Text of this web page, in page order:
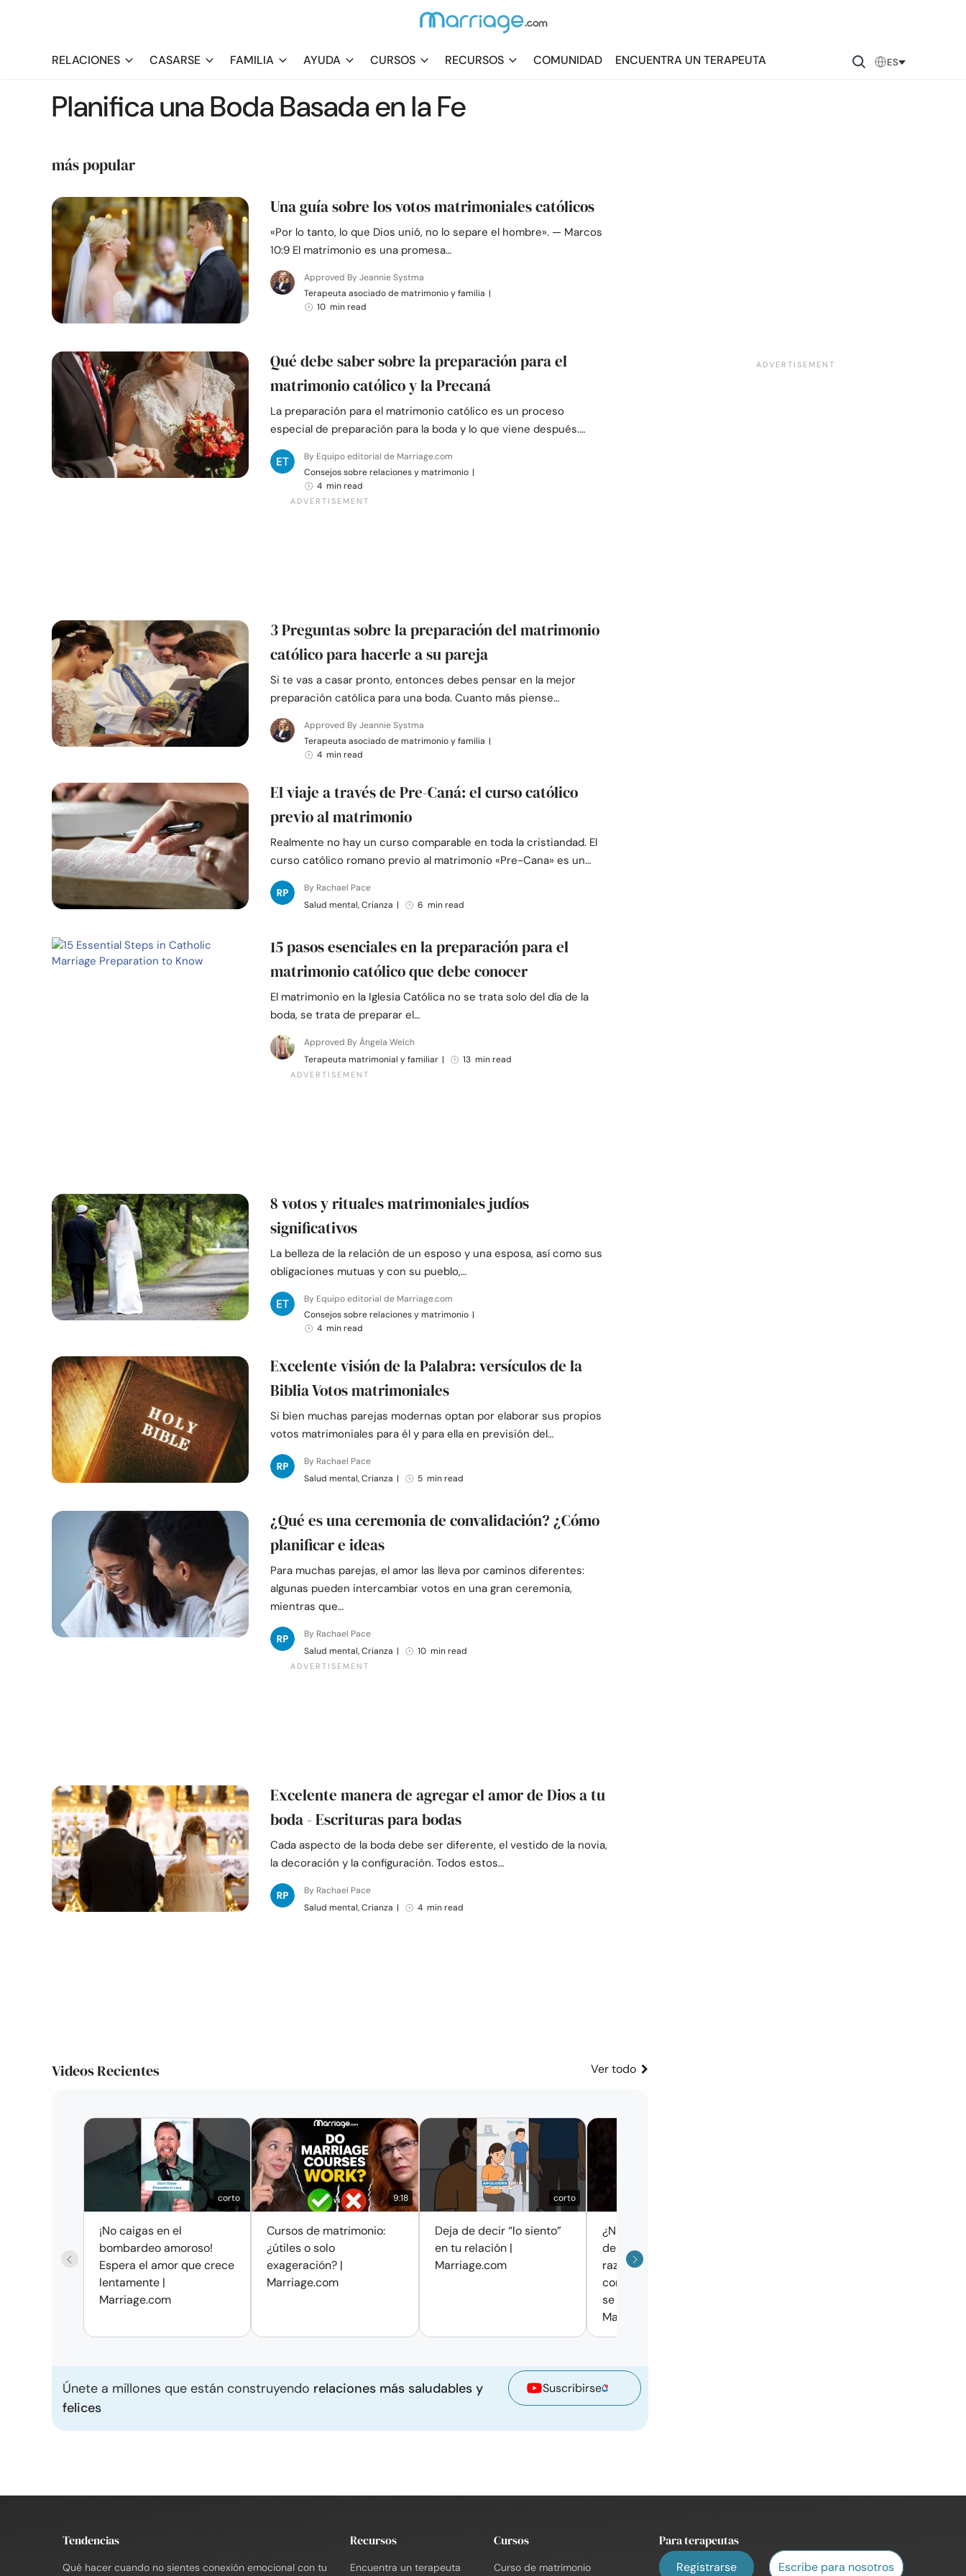
RELACIONES CASARSE FAMILIA AYUDA CURSOS RECURSOS COMUNIDAD ENCUENTRA UN TERAPEUTA ES
Planifica una Boda Basada en la Fe
más popular
Una guía sobre los votos matrimoniales católicos
«Por lo tanto, lo que Dios unió, no lo separe el hombre». — Marcos
10:9 El matrimonio es una promesa…
Approved By Jeannie Systma
Terapeuta asociado de matrimonio y familia |
10 min read
Qué debe saber sobre la preparación para el
matrimonio católico y la Precaná
La preparación para el matrimonio católico es un proceso
especial de preparación para la boda y lo que viene después.…
By Equipo editorial de Marriage.com
Consejos sobre relaciones y matrimonio |
4 min read
3 Preguntas sobre la preparación del matrimonio
católico para hacerle a su pareja
Si te vas a casar pronto, entonces debes pensar en la mejor
preparación católica para una boda. Cuanto más piense…
Approved By Jeannie Systma
Terapeuta asociado de matrimonio y familia |
4 min read
El viaje a través de Pre-Caná: el curso católico
previo al matrimonio
Realmente no hay un curso comparable en toda la cristiandad. El
curso católico romano previo al matrimonio «Pre-Cana» es un…
By Rachael Pace
Salud mental, Crianza | 6 min read
15 pasos esenciales en la preparación para el
matrimonio católico que debe conocer
El matrimonio en la Iglesia Católica no se trata solo del día de la
boda, se trata de preparar el…
Approved By Ángela Welch
Terapeuta matrimonial y familiar | 13 min read
8 votos y rituales matrimoniales judíos
significativos
La belleza de la relación de un esposo y una esposa, así como sus
obligaciones mutuas y con su pueblo,…
By Equipo editorial de Marriage.com
Consejos sobre relaciones y matrimonio |
4 min read
Excelente visión de la Palabra: versículos de la
Biblia Votos matrimoniales
Si bien muchas parejas modernas optan por elaborar sus propios
votos matrimoniales para él y para ella en previsión del…
By Rachael Pace
Salud mental, Crianza | 5 min read
¿Qué es una ceremonia de convalidación? ¿Cómo
planificar e ideas
Para muchas parejas, el amor las lleva por caminos diferentes:
algunas pueden intercambiar votos en una gran ceremonia,
mientras que…
By Rachael Pace
Salud mental, Crianza | 10 min read
Excelente manera de agregar el amor de Dios a tu
boda - Escrituras para bodas
Cada aspecto de la boda debe ser diferente, el vestido de la novia,
la decoración y la configuración. Todos estos…
By Rachael Pace
Salud mental, Crianza | 4 min read
Videos Recientes Ver todo
corto
¡No caigas en el
bombardeo amoroso!
Espera el amor que crece
lentamente |
Marriage.com
9:18
Cursos de matrimonio:
¿útiles o solo
exageración? |
Marriage.com
corto
Deja de decir “lo siento”
en tu relación |
Marriage.com
¿Nada cambia después
de hablar? Aquí está la
razón por la que las
conversaciones de pareja
se detienen |
Marriage.com
Únete a millones que están construyendo relaciones más saludables y
felices
Suscribirse
Tendencias
Qué hacer cuando no sientes conexión emocional con tu
Recursos
Encuentra un terapeuta
Cursos
Curso de matrimonio
Para terapeutas
Registrarse Escribe para nosotros